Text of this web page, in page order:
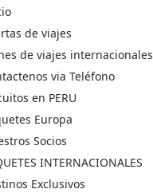
de viajes
de viajes internacionales
via Teléfono
en PERU
Europa
Socios
INTERNACIONALES
Exclusivos